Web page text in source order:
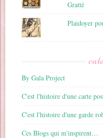
Gratté
Plaidoyer
By Gala Project
C'est l'histoire d'une carte
C'est l'histoire d'une garde
Ces Blogs qui m'inspirent…